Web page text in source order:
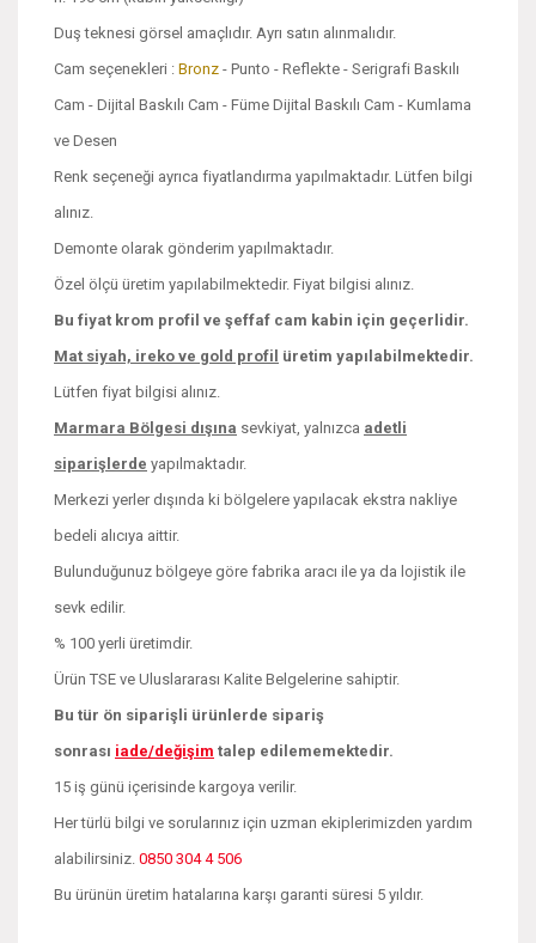
Duş teknesi görsel amaçlıdır. Ayrı satın alınmalıdır.
Cam seçenekleri : Bronz - Punto - Reflekte - Serigrafi Baskılı
Cam - Dijital Baskılı Cam - Füme Dijital Baskılı Cam - Kumlama
ve Desen
Renk seçeneği ayrıca fiyatlandırma yapılmaktadır. Lütfen bilgi
alınız.
Demonte olarak gönderim yapılmaktadır.
Özel ölçü üretim yapılabilmektedir. Fiyat bilgisi alınız.
Bu fiyat krom profil ve şeffaf cam kabin için geçerlidir.
Mat siyah, ireko ve gold profil üretim yapılabilmektedir.
Lütfen fiyat bilgisi alınız.
Marmara Bölgesi dışına sevkiyat, yalnızca adetli
siparişlerde yapılmaktadır.
Merkezi yerler dışında ki bölgelere yapılacak ekstra nakliye
bedeli alıcıya aittir.
Bulunduğunuz bölgeye göre fabrika aracı ile ya da lojistik ile
sevk edilir.
% 100 yerli üretimdir.
Ürün TSE ve Uluslararası Kalite Belgelerine sahiptir.
Bu tür ön siparişli ürünlerde sipariş
sonrası iade/değişim talep edilememektedir.
15 iş günü içerisinde kargoya verilir.
Her türlü bilgi ve sorularınız için uzman ekiplerimizden yardım
alabilirsiniz. 0850 304 4 506
Bu ürünün üretim hatalarına karşı garanti süresi 5 yıldır.